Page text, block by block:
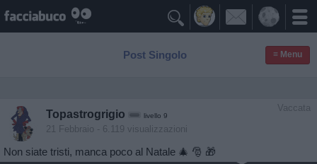

Post Singolo ≡ Menu
Vaccata
Topastrogrigio livello 9
21 Febbraio - 6.119 visualizzazioni
Non siate tristi, manca poco al Natale 🎄 🎅 🎁